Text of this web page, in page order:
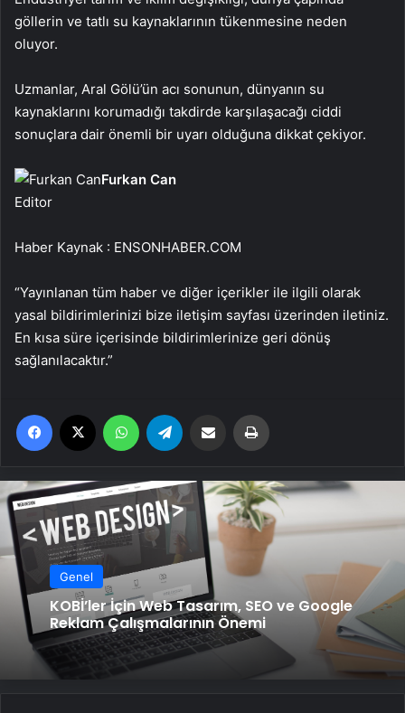
göllerin ve tatlı su kaynaklarının tükenmesine neden
oluyor.
Uzmanlar, Aral Gölü’ün acı sonunun, dünyanın su
kaynaklarını korumadığı takdirde karşılaşacağı ciddi
sonuçlara dair önemli bir uyarı olduğuna dikkat çekiyor.
Furkan Can
Editor
Haber Kaynak : ENSONHABER.COM
“Yayınlanan tüm haber ve diğer içerikler ile ilgili olarak
yasal bildirimlerinizi bize iletişim sayfası üzerinden iletiniz.
En kısa süre içerisinde bildirimlerinize geri dönüş
sağlanılacaktır.”
Facebook WhatsApp Email'den paylaş
Genel
KOBİ’ler İçin Web Tasarım, SEO ve Google
Reklam Çalışmalarının Önemi